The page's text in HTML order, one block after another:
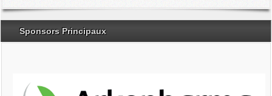
Sponsors Principaux